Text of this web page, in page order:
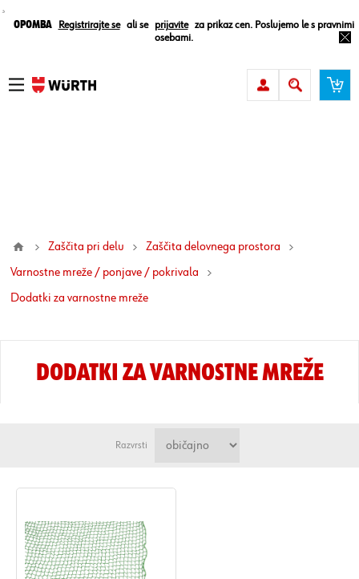
¸
Opomba Registrirajte se ali se prijavite
za prikaz cen. Poslujemo le s pravnimi
osebami.
Zaščita pri delu
Zaščita delovnega prostora
Varnostne mreže / ponjave / pokrivala
dodatki za varnostne mreže
DODATKI ZA VARNOSTNE MREŽE
Razvrsti